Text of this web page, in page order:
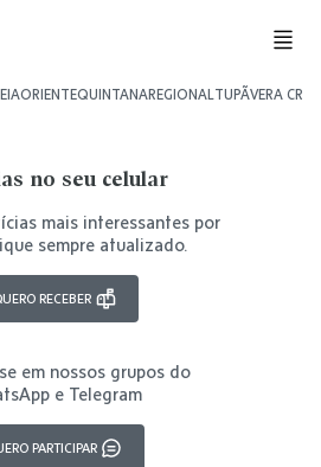
ORIENTEQUINTANAREGIONALTUPÃVERA CRUZ
no seu celular
mais interessantes por
sempre atualizado.
RECEBER
em nossos grupos do
e Telegram
PARTICIPAR